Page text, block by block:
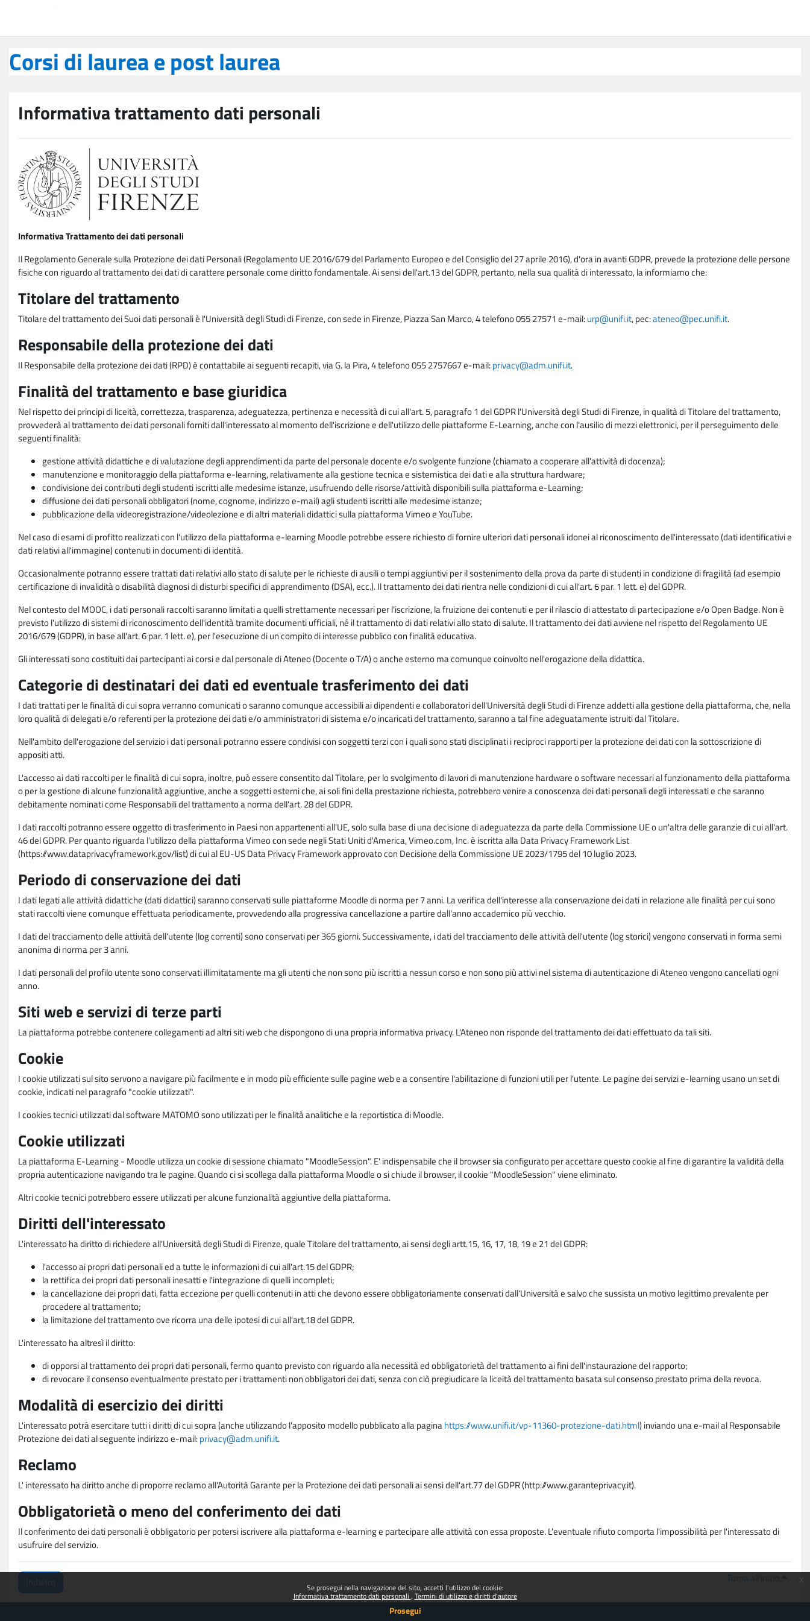
Se prosegui nella navigazione del sito, accetti l'utilizzo dei cookie:
Informativa trattamento dati personali Termini di utilizzo e diritti d'autore
Prosegui
Corsi di laurea e post laurea
Informativa trattamento dati personali
Informativa Trattamento dei dati personali
Il Regolamento Generale sulla Protezione dei dati Personali (Regolamento UE 2016/679 del Parlamento Europeo e del Consiglio del 27 aprile 2016), d'ora in avanti GDPR, prevede la protezione delle persone
fisiche con riguardo al trattamento dei dati di carattere personale come diritto fondamentale. Ai sensi dell'art.13 del GDPR, pertanto, nella sua qualità di interessato, la informiamo che:
Titolare del trattamento
Titolare del trattamento dei Suoi dati personali è l'Università degli Studi di Firenze, con sede in Firenze, Piazza San Marco, 4 telefono 055 27571 e-mail:urp@unifi.it, pec:ateneo@pec.unifi.it.
Responsabile della protezione dei dati
Il Responsabile della protezione dei dati (RPD) è contattabile ai seguenti recapiti, via G. la Pira, 4 telefono 055 2757667 e-mail:privacy@adm.unifi.it.
Finalità del trattamento e base giuridica
Nel rispetto dei principi di liceità, correttezza, trasparenza, adeguatezza, pertinenza e necessità di cui all'art. 5, paragrafo 1 del GDPR l'Università degli Studi di Firenze, in qualità di Titolare del trattamento,
provvederà al trattamento dei dati personali forniti dall'interessato al momento dell'iscrizione e dell'utilizzo delle piattaforme E-Learning, anche con l'ausilio di mezzi elettronici, per il perseguimento delle
seguenti finalità:
gestione attività didattiche e di valutazione degli apprendimenti da parte del personale docente e/o svolgente funzione (chiamato a cooperare all'attività di docenza);
manutenzione e monitoraggio della piattaforma e-learning, relativamente alla gestione tecnica e sistemistica dei dati e alla struttura hardware;
condivisione dei contributi degli studenti iscritti alle medesime istanze, usufruendo delle risorse/attività disponibili sulla piattaforma e-Learning;
diffusione dei dati personali obbligatori (nome, cognome, indirizzo e-mail) agli studenti iscritti alle medesime istanze;
pubblicazione della videoregistrazione/videolezione e di altri materiali didattici sulla piattaforma Vimeo e YouTube.
Nel caso di esami di profitto realizzati con l'utilizzo della piattaforma e-learning Moodle potrebbe essere richiesto di fornire ulteriori dati personali idonei al riconoscimento dell'interessato (dati identificativi e
dati relativi all'immagine) contenuti in documenti di identità.
Occasionalmente potranno essere trattati dati relativi allo stato di salute per le richieste di ausili o tempi aggiuntivi per il sostenimento della prova da parte di studenti in condizione di fragilità (ad esempio
certificazione di invalidità o disabilità diagnosi di disturbi specifici di apprendimento (DSA), ecc.). Il trattamento dei dati rientra nelle condizioni di cui all'art. 6 par. 1 lett. e) del GDPR.
Nel contesto del MOOC, i dati personali raccolti saranno limitati a quelli strettamente necessari per l'iscrizione, la fruizione dei contenuti e per il rilascio di attestato di partecipazione e/o Open Badge. Non è
previsto l'utilizzo di sistemi di riconoscimento dell'identità tramite documenti ufficiali, né il trattamento di dati relativi allo stato di salute. Il trattamento dei dati avviene nel rispetto del Regolamento UE
2016/679 (GDPR), in base all'art. 6 par. 1 lett. e), per l'esecuzione di un compito di interesse pubblico con finalità educativa.
Gli interessati sono costituiti dai partecipanti ai corsi e dal personale di Ateneo (Docente o T/A) o anche esterno ma comunque coinvolto nell'erogazione della didattica.
Categorie di destinatari dei dati ed eventuale trasferimento dei dati
I dati trattati per le finalità di cui sopra verranno comunicati o saranno comunque accessibili ai dipendenti e collaboratori dell'Università degli Studi di Firenze addetti alla gestione della piattaforma, che, nella
loro qualità di delegati e/o referenti per la protezione dei dati e/o amministratori di sistema e/o incaricati del trattamento, saranno a tal fine adeguatamente istruiti dal Titolare.
Nell'ambito dell'erogazione del servizio i dati personali potranno essere condivisi con soggetti terzi con i quali sono stati disciplinati i reciproci rapporti per la protezione dei dati con la sottoscrizione di
appositi atti.
L'accesso ai dati raccolti per le finalità di cui sopra, inoltre, può essere consentito dal Titolare, per lo svolgimento di lavori di manutenzione hardware o software necessari al funzionamento della piattaforma
o per la gestione di alcune funzionalità aggiuntive, anche a soggetti esterni che, ai soli fini della prestazione richiesta, potrebbero venire a conoscenza dei dati personali degli interessati e che saranno
debitamente nominati come Responsabili del trattamento a norma dell'art. 28 del GDPR.
I dati raccolti potranno essere oggetto di trasferimento in Paesi non appartenenti all'UE, solo sulla base di una decisione di adeguatezza da parte della Commissione UE o un'altra delle garanzie di cui all'art.
46 del GDPR. Per quanto riguarda l'utilizzo della piattaforma Vimeo con sede negli Stati Uniti d'America, Vimeo.com, Inc. è iscritta alla Data Privacy Framework List
(https://www.dataprivacyframework.gov/list) di cui al EU-US Data Privacy Framework approvato con Decisione della Commissione UE 2023/1795 del 10 luglio 2023.
Periodo di conservazione dei dati
I dati legati alle attività didattiche (dati didattici) saranno conservati sulle piattaforme Moodle di norma per 7 anni. La verifica dell'interesse alla conservazione dei dati in relazione alle finalità per cui sono
stati raccolti viene comunque effettuata periodicamente, provvedendo alla progressiva cancellazione a partire dall'anno accademico più vecchio.
I dati del tracciamento delle attività dell'utente (log correnti) sono conservati per 365 giorni. Successivamente, i dati del tracciamento delle attività dell'utente (log storici) vengono conservati in forma semi
anonima di norma per 3 anni.
I dati personali del profilo utente sono conservati illimitatamente ma gli utenti che non sono più iscritti a nessun corso e non sono più attivi nel sistema di autenticazione di Ateneo vengono cancellati ogni
anno.
Siti web e servizi di terze parti
La piattaforma potrebbe contenere collegamenti ad altri siti web che dispongono di una propria informativa privacy. L'Ateneo non risponde del trattamento dei dati effettuato da tali siti.
Cookie
I cookie utilizzati sul sito servono a navigare più facilmente e in modo più efficiente sulle pagine web e a consentire l'abilitazione di funzioni utili per l'utente. Le pagine dei servizi e-learning usano un set di
cookie, indicati nel paragrafo "cookie utilizzati".
I cookies tecnici utilizzati dal software MATOMO sono utilizzati per le finalità analitiche e la reportistica di Moodle.
Cookie utilizzati
La piattaforma E-Learning - Moodle utilizza un cookie di sessione chiamato "MoodleSession". E' indispensabile che il browser sia configurato per accettare questo cookie al fine di garantire la validità della
propria autenticazione navigando tra le pagine. Quando ci si scollega dalla piattaforma Moodle o si chiude il browser, il cookie "MoodleSession" viene eliminato.
Altri cookie tecnici potrebbero essere utilizzati per alcune funzionalità aggiuntive della piattaforma.
Diritti dell'interessato
L'interessato ha diritto di richiedere all'Università degli Studi di Firenze, quale Titolare del trattamento, ai sensi degli artt.15, 16, 17, 18, 19 e 21 del GDPR:
l'accesso ai propri dati personali ed a tutte le informazioni di cui all'art.15 del GDPR;
la rettifica dei propri dati personali inesatti e l'integrazione di quelli incompleti;
la cancellazione dei propri dati, fatta eccezione per quelli contenuti in atti che devono essere obbligatoriamente conservati dall'Università e salvo che sussista un motivo legittimo prevalente per
procedere al trattamento;
la limitazione del trattamento ove ricorra una delle ipotesi di cui all'art.18 del GDPR.
L'interessato ha altresì il diritto:
di opporsi al trattamento dei propri dati personali, fermo quanto previsto con riguardo alla necessità ed obbligatorietà del trattamento ai fini dell'instaurazione del rapporto;
di revocare il consenso eventualmente prestato per i trattamenti non obbligatori dei dati, senza con ciò pregiudicare la liceità del trattamento basata sul consenso prestato prima della revoca.
Modalità di esercizio dei diritti
L'interessato potrà esercitare tutti i diritti di cui sopra (anche utilizzando l'apposito modello pubblicato alla paginahttps://www.unifi.it/vp-11360-protezione-dati.html) inviando una e-mail al Responsabile
Protezione dei dati al seguente indirizzo e-mail:privacy@adm.unifi.it.
Reclamo
L' interessato ha diritto anche di proporre reclamo all'Autorità Garante per la Protezione dei dati personali ai sensi dell'art.77 del GDPR (http://www.garanteprivacy.it).
Obbligatorietà o meno del conferimento dei dati
Il conferimento dei dati personali è obbligatorio per potersi iscrivere alla piattaforma e-learning e partecipare alle attività con essa proposte. L'eventuale rifiuto comporta l'impossibilità per l'interessato di
usufruire del servizio.
Indietro Torna all'inizio